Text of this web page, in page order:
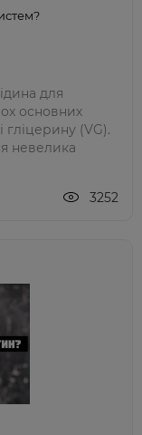
для
основних
гліцерину (VG).
невелика
3252